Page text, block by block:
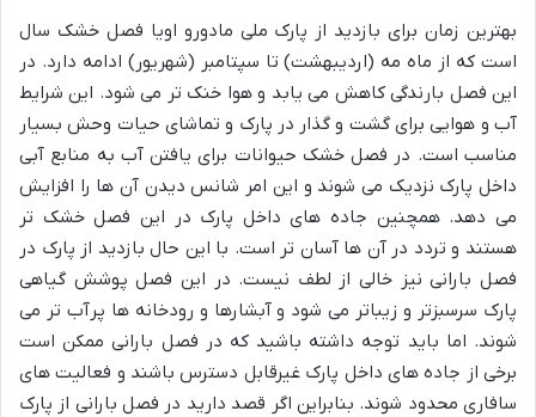
بهترین زمان برای بازدید از پارک ملی مادورو اویا فصل خشک سال
است که از ماه مه (اردیبهشت) تا سپتامبر (شهریور) ادامه دارد. در
این فصل بارندگی کاهش می یابد و هوا خنک تر می شود. این شرایط
آب و هوایی برای گشت و گذار در پارک و تماشای حیات وحش بسیار
مناسب است. در فصل خشک حیوانات برای یافتن آب به منابع آبی
داخل پارک نزدیک می شوند و این امر شانس دیدن آن ها را افزایش
می دهد. همچنین جاده های داخل پارک در این فصل خشک تر
هستند و تردد در آن ها آسان تر است. با این حال بازدید از پارک در
فصل بارانی نیز خالی از لطف نیست. در این فصل پوشش گیاهی
پارک سرسبزتر و زیباتر می شود و آبشارها و رودخانه ها پرآب تر می
شوند. اما باید توجه داشته باشید که در فصل بارانی ممکن است
برخی از جاده های داخل پارک غیرقابل دسترس باشند و فعالیت های
سافاری محدود شوند. بنابراین اگر قصد دارید در فصل بارانی از پارک